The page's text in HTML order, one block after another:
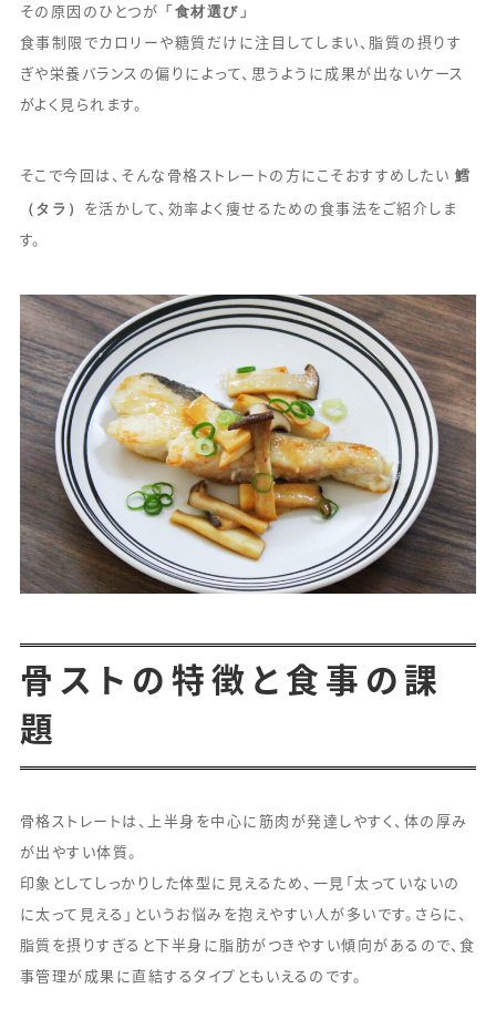
その原因のひとつが 「食材選び」
食事制限でカロリーや糖質だけに注目してしまい、脂質の摂りす
ぎや栄養バランスの偏りによって、思うように成果が出ないケース
がよく見られます。
そこで今回は、そんな骨格ストレートの方にこそおすすめしたい 鱈
（タラ）
を活かして、効率よく痩せるための食事法をご紹介しま
す。
骨ストの特徴と食事の課
題
骨格ストレートは、上半身を中心に筋肉が発達しやすく、体の厚み
が出やすい体質。
印象としてしっかりした体型に見えるため、一見「太っていないの
に太って見える」というお悩みを抱えやすい人が多いです。さらに、
脂質を摂りすぎると下半身に脂肪がつきやすい傾向があるので、食
事管理が成果に直結するタイプともいえるのです。